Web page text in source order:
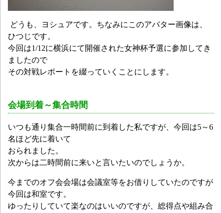
どうも、ヨシュアです。ちなみにこのアバター画像は、
ひつじです。
今回は1/12に横浜にて開催された女神杯予選に参加してき
ましたので
その対戦レポートを綴っていくことにします。
会場到着～集合時間
いつも通り 集合一時間前に到着した私ですが、今回は5～6
名ほど先に着いて
おられました。
次からは二時間前に来いと言いたいのでしょうか。
今までのオフ会会場は会議室等をお借りしていたのですが
今回は和室です。
ゆったりしていて楽なのはいいのですが、総得点や組み合